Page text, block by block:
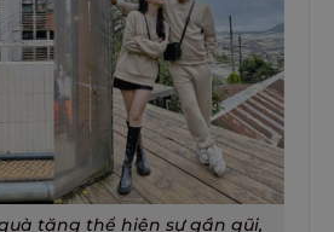
tặng thể hiện sự gần gũi,